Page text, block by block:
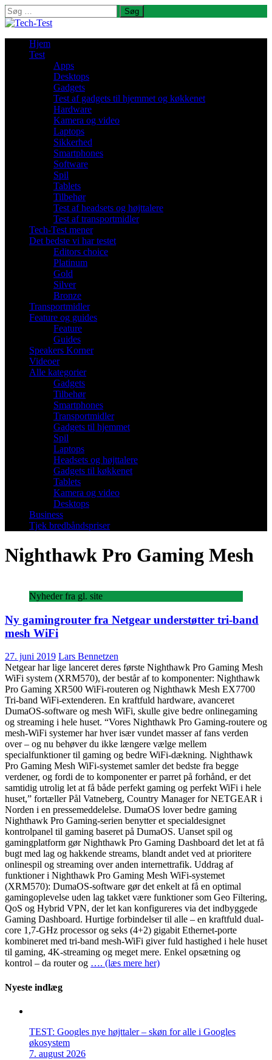
Søg
efter:
Hjem
Test
Apps
Desktops
Gadgets
Test af gadgets til hjemmet og køkkenet
Hardware
Kamera og video
Laptops
Sikkerhed
Smartphones
Software
Spil
Tablets
Tilbehør
Test af headsets og højttalere
Test af transportmidler
Tech-Test mener
Det bedste vi har testet
Editors choice
Platinum
Gold
Silver
Bronze
Transportmidler
Feature og guides
Feature
Guides
Speakers Korner
Videoer
Alle kategorier
Gadgets
Tilbehør
Smartphones
Transportmidler
Gadgets til hjemmet
Spil
Laptops
Headsets og højttalere
Gadgets til køkkenet
Tablets
Kamera og video
Desktops
Business
Tjek bredbåndspriser
Nighthawk Pro Gaming Mesh
Nyheder fra gl. site
Ny gamingrouter fra Netgear understøtter tri-band
mesh WiFi
27. juni 2019 Lars Bennetzen
Netgear har lige lanceret deres første Nighthawk Pro Gaming Mesh
WiFi system (XRM570), der består af to komponenter: Nighthawk
Pro Gaming XR500 WiFi-routeren og Nighthawk Mesh EX7700
Tri-band WiFi-extenderen. En kraftfuld hardware, avanceret
DumaOS-software og mesh WiFi, skulle give bedre onlinegaming
og streaming i hele huset. “Vores Nighthawk Pro Gaming-routere og
mesh-WiFi systemer har hver især vundet masser af fans verden
over – og nu behøver du ikke længere vælge mellem
specialfunktioner til gaming og bedre WiFi-dækning. Nighthawk
Pro Gaming Mesh WiFi-systemet samler det bedste fra begge
verdener, og fordi de to komponenter er parret på forhånd, er det
samtidig utrolig let at få både perfekt gaming og perfekt WiFi i hele
huset,” fortæller Pål Vatneberg, Country Manager for NETGEAR i
Norden i en pressemeddelelse. DumaOS lover bedre gaming
Nighthawk Pro Gaming-serien benytter et specialdesignet
kontrolpanel til gaming baseret på DumaOS. Uanset spil og
gamingplatform gør Nighthawk Pro Gaming Dashboard det let at få
bugt med lag og hakkende streams, blandt andet ved at prioritere
onlinespil og streaming over anden internettrafik. Uddrag af
funktioner i Nighthawk Pro Gaming Mesh WiFi-systemet
(XRM570): DumaOS-software gør det enkelt at få en optimal
gamingoplevelse uden lag takket være funktioner som Geo Filtering,
QoS og Hybrid VPN, der let kan konfigureres via det indbyggede
Gaming Dashboard. Hurtige forbindelser til alle – en kraftfuld dual-
core 1,7-GHz processor og seks (4+2) gigabit Ethernet-porte
kombineret med tri-band mesh-WiFi giver fuld hastighed i hele huset
til gaming, 4K-streaming og meget mere. Enkel opsætning og
kontrol – da router og …. (læs mere her)
Nyeste indlæg
TEST: Googles nye højttaler – skøn for alle i Googles
økosystem
7. august 2026